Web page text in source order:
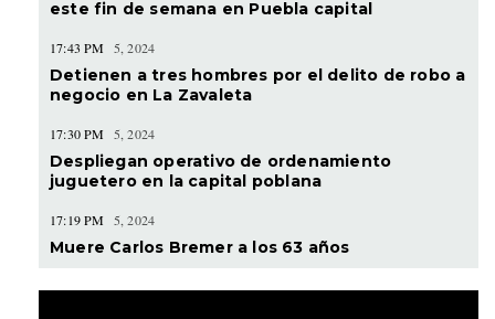
este fin de semana en Puebla capital
17:43 PM 5, 2024
Detienen a tres hombres por el delito de robo a
negocio en La Zavaleta
17:30 PM 5, 2024
Despliegan operativo de ordenamiento
juguetero en la capital poblana
17:19 PM 5, 2024
Muere Carlos Bremer a los 63 años